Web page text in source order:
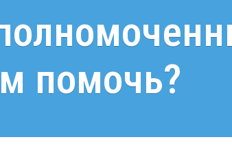
помочь?